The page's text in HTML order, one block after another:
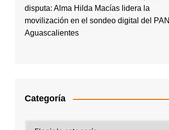
disputa: Alma Hilda Macías lidera la
movilización en el sondeo digital del PAN
Aguascalientes
Categoría